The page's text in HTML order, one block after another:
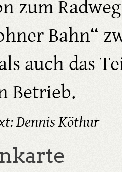
zum
Bahn“
auch das
Betrieb.
Dennis Köthur